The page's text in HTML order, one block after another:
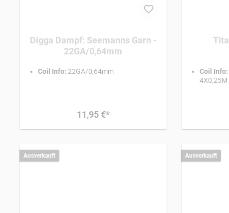
Digga Dampf: Seemanns Garn -
22GA/0,64mm
Coil Info: 22GA/0,64mm
11,95 €*
Coil Info:
4X0,25M
Ausverkauft Ausverkauft